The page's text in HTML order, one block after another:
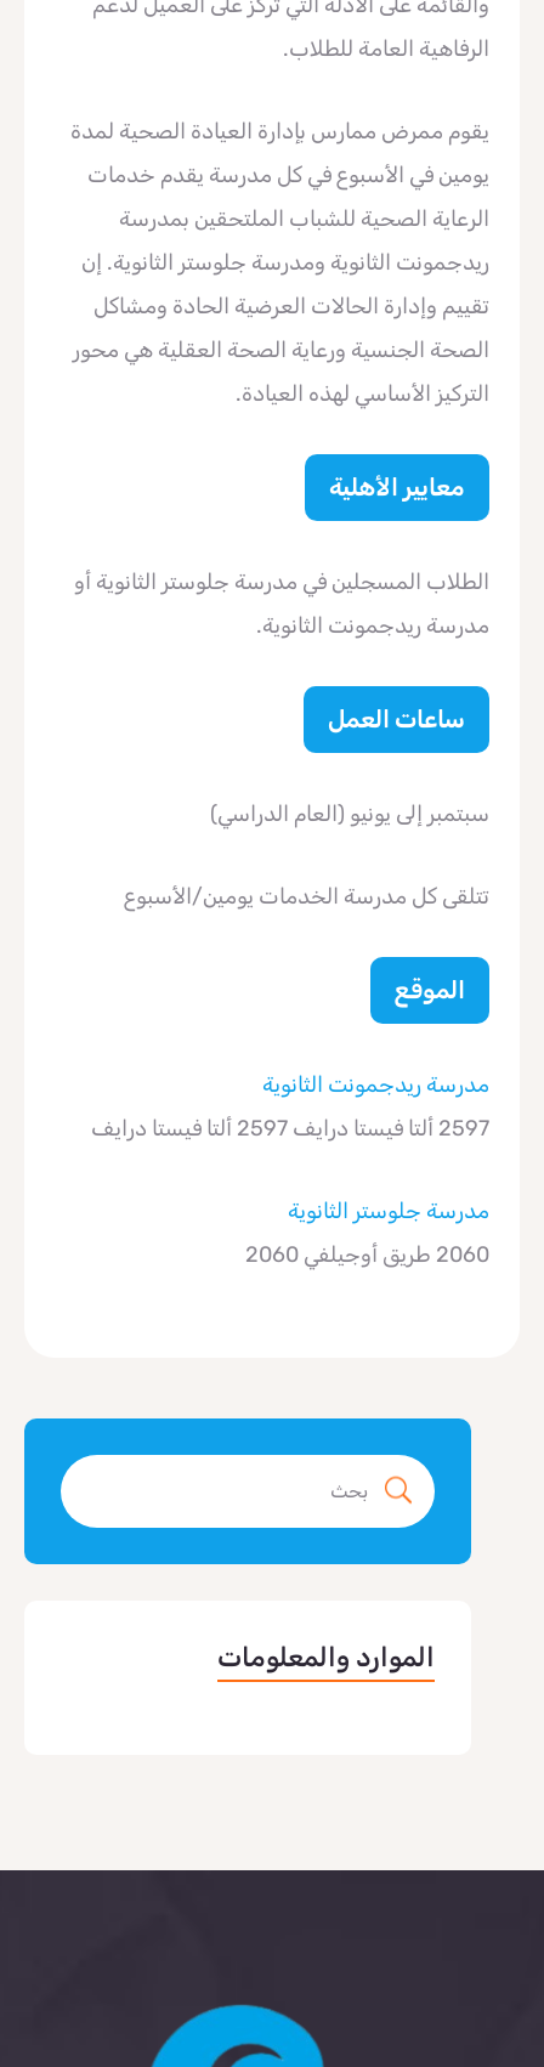
الرفاهية العامة للطلاب.
يقوم ممرض ممارس بإدارة العيادة الصحية لمدة
يومين في الأسبوع في كل مدرسة يقدم خدمات
الرعاية الصحية للشباب الملتحقين بمدرسة
ريدجمونت الثانوية ومدرسة جلوستر الثانوية. إن
تقييم وإدارة الحالات العرضية الحادة ومشاكل
الصحة الجنسية ورعاية الصحة العقلية هي محور
التركيز الأساسي لهذه العيادة.
معايير الأهلية
الطلاب المسجلين في مدرسة جلوستر الثانوية أو
مدرسة ريدجمونت الثانوية.
ساعات العمل
سبتمبر إلى يونيو (العام الدراسي)
تتلقى كل مدرسة الخدمات يومين/الأسبوع
الموقع
مدرسة ريدجمونت الثانوية
2597 ألتا فيستا درايف 2597 ألتا فيستا درايف
مدرسة جلوستر الثانوية
2060 طريق أوجيلفي 2060
الموارد والمعلومات